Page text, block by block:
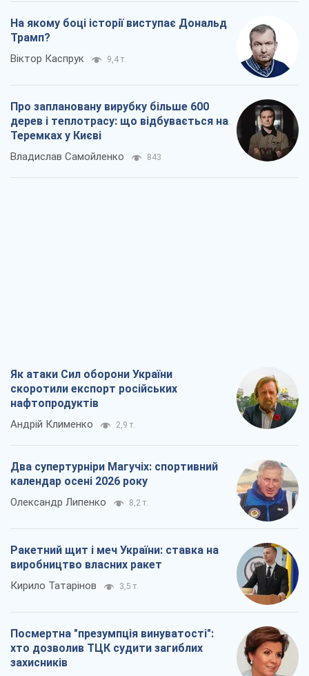
На якому боці історії виступає Дональд
Трамп?
Віктор Каспрук 9,4 т.
Про заплановану вирубку більше 600
дерев і теплотрасу: що відбувається на
Теремках у Києві
Владислав Самойленко 843
Як атаки Сил оборони України
скоротили експорт російських
нафтопродуктів
Андрій Клименко 2,9 т.
Два супертурніри Магучіх: спортивний
календар осені 2026 року
Олександр Липенко 8,2 т.
Ракетний щит і меч України: ставка на
виробництво власних ракет
Кирило Татарінов 3,5 т.
Посмертна "презумпція винуватості":
хто дозволив ТЦК судити загиблих
захисників